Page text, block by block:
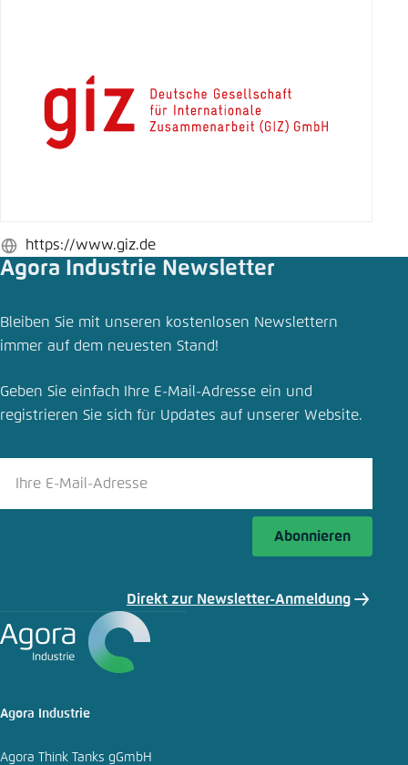
Webseite
https://www.giz.de
Agora Industrie Newsletter
Bleiben Sie mit unseren kostenlosen Newslettern
immer auf dem neuesten Stand!
Geben Sie einfach Ihre E-Mail-Adresse ein und
registrieren Sie sich für Updates auf unserer Website.
Abonnieren
Direkt zur Newsletter-Anmeldung
Agora Industrie
Agora Think Tanks gGmbH